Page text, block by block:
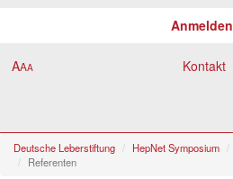
Anmelden
AAA Kontakt
Deutsche Leberstiftung HepNet Symposium
Referenten